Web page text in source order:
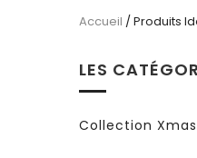
Accueil / Produits
LES
Collection Xmas